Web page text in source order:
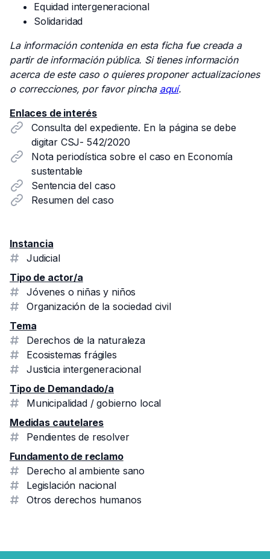
Equidad intergeneracional
Solidaridad
La información contenida en esta ficha fue creada a
partir de información pública. Si tienes información
acerca de este caso o quieres proponer actualizaciones
o correcciones, por favor pincha aquí.
Enlaces de interés
Consulta del expediente. En la página se debe
digitar CSJ- 542/2020
Nota periodística sobre el caso en Economía
sustentable
Sentencia del caso
Resumen del caso
Instancia
Judicial
Tipo de actor/a
Jóvenes o niñas y niños
Organización de la sociedad civil
Tema
Derechos de la naturaleza
Ecosistemas frágiles
Justicia intergeneracional
Tipo de Demandado/a
Municipalidad / gobierno local
Medidas cautelares
Pendientes de resolver
Fundamento de reclamo
Derecho al ambiente sano
Legislación nacional
Otros derechos humanos